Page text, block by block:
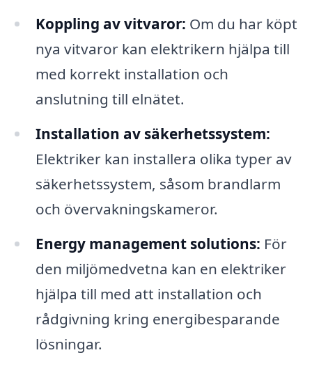
Koppling av vitvaror: Om du har köpt
nya vitvaror kan elektrikern hjälpa till
med korrekt installation och
anslutning till elnätet.
Installation av säkerhetssystem:
Elektriker kan installera olika typer av
säkerhetssystem, såsom brandlarm
och övervakningskameror.
Energy management solutions: För
den miljömedvetna kan en elektriker
hjälpa till med att installation och
rådgivning kring energibesparande
lösningar.